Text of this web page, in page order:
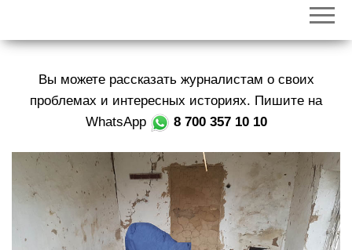
к
р
и
г
ц
Вы можете рассказать журналистам о своих
проблемах и интересных историях. Пишите на
WhatsApp
8 700 357 10 10